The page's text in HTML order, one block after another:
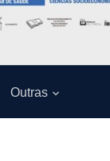
Outras